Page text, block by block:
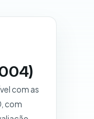
com as
com